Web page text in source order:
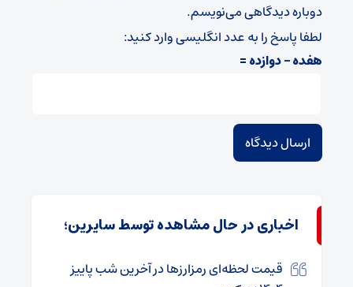
دوباره دیدگاهی می‌نویسم.
لطفا پاسخ را به عدد انگلیسی وارد کنید:
هفده − دوازده =
اخباری در حال مشاهده توسط سایرین؛
قیمت لحظه‌ای رمزارز‌ها در آخرین شب پاییز